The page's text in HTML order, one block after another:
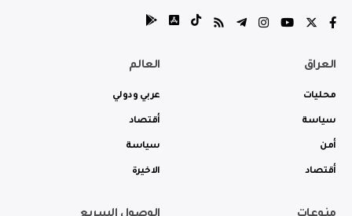
العراق
محليات
سياسة
أمن
أقتصاد
العالم
عربي ودولي
أقتصاد
سياسة
الاخيرة